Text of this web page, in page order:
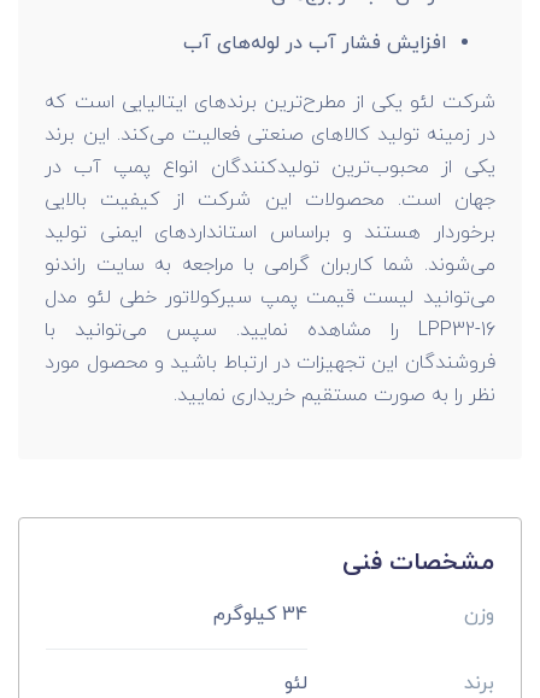
افزایش فشار آب در لوله‌های آب
شرکت لئو یکی از مطرح‌ترین برندهای ایتالیایی است که
در زمینه تولید کالاهای صنعتی فعالیت می‌کند. این برند
یکی از محبوب‌ترین تولیدکنندگان انواع پمپ آب در
جهان است. محصولات این شرکت از کیفیت بالایی
برخوردار هستند و براساس استانداردهای ایمنی تولید
می‌شوند. شما کاربران گرامی با مراجعه به سایت راندنو
می‌توانید لیست قیمت پمپ سیرکولاتور خطی لئو مدل
LPP32-16 را مشاهده نمایید. سپس می‌توانید با
فروشندگان این تجهیزات در ارتباط باشید و محصول مورد
نظر را به صورت مستقیم خریداری نمایید.
مشخصات فنی
وزن 34 کیلوگرم
برند لئو